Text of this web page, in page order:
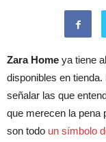
Zara Home ya tiene
disponibles en
señalar las que
que merecen la pena
son todo un símbolo